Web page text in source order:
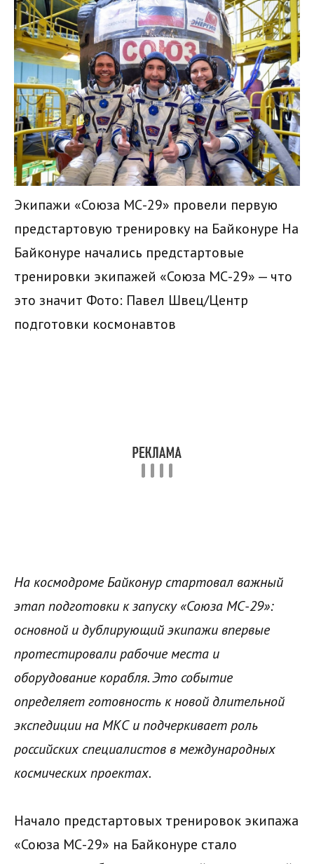
Экипажи «Союза МС-29» провели первую
предстартовую тренировку на Байконуре На
Байконуре начались предстартовые
тренировки экипажей «Союза МС-29» — что
это значит Фото: Павел Швец/Центр
подготовки космонавтов
На космодроме Байконур стартовал важный
этап подготовки к запуску «Союза МС-29»:
основной и дублирующий экипажи впервые
протестировали рабочие места и
оборудование корабля. Это событие
определяет готовность к новой длительной
экспедиции на МКС и подчеркивает роль
российских специалистов в международных
космических проектах.
Начало предстартовых тренировок экипажа
«Союза МС-29» на Байконуре стало